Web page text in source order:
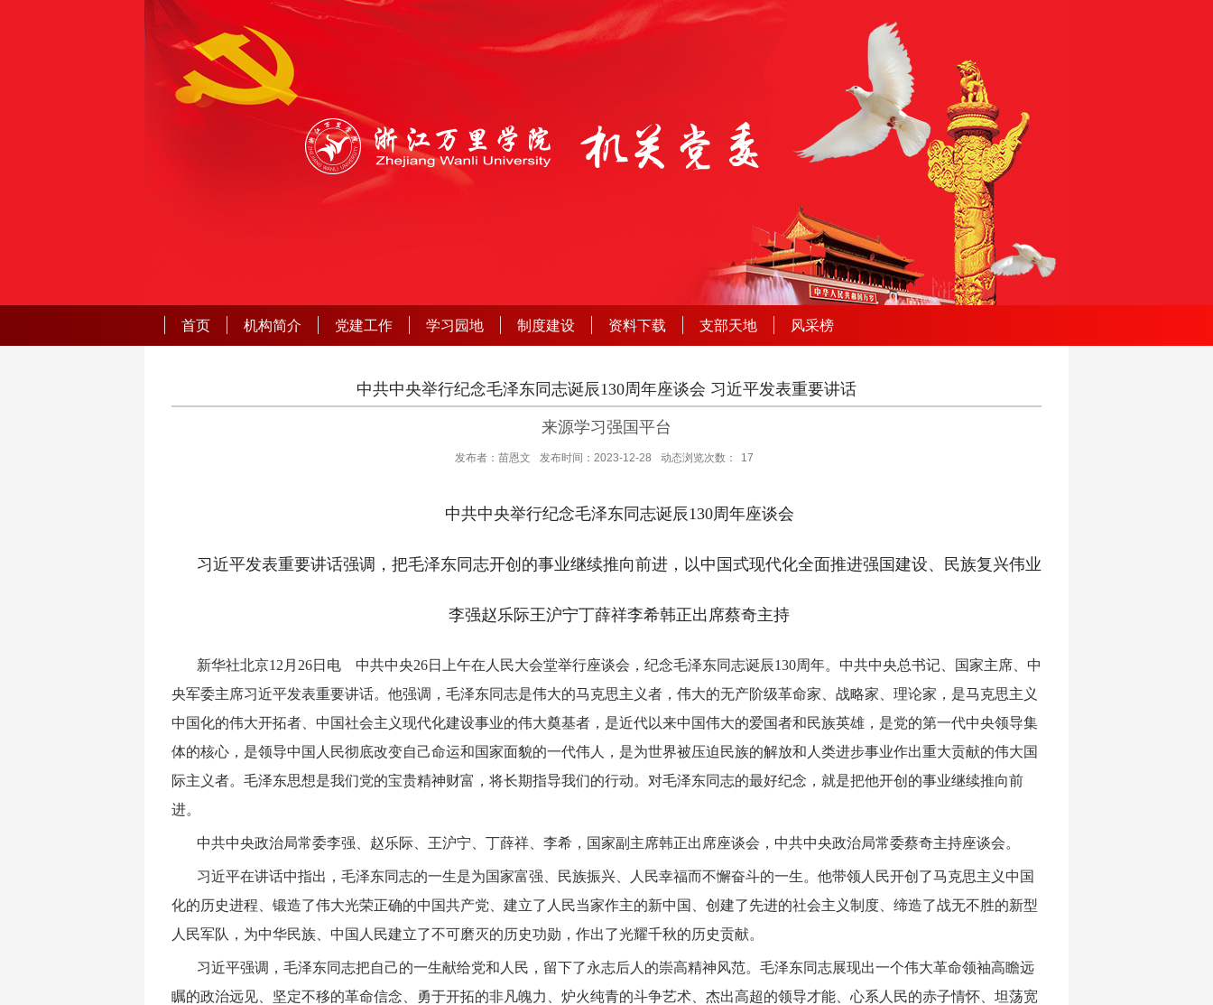
首页 机构简介 党建工作 学习园地 制度建设 资料下载 支部天地 风采榜
中共中央举行纪念毛泽东同志诞辰130周年座谈会 习近平发表重要讲话
来源学习强国平台
发布者：苗恩文 发布时间：2023-12-28 动态浏览次数： 17
中共中央举行纪念毛泽东同志诞辰130周年座谈会
习近平发表重要讲话强调，把毛泽东同志开创的事业继续推向前进，以中国式现代化全面推进强国建设、民族复兴伟业
李强赵乐际王沪宁丁薛祥李希韩正出席蔡奇主持
新华社北京12月26日电 中共中央26日上午在人民大会堂举行座谈会，纪念毛泽东同志诞辰130周年。中共中央总书记、国家主席、中
央军委主席习近平发表重要讲话。他强调，毛泽东同志是伟大的马克思主义者，伟大的无产阶级革命家、战略家、理论家，是马克思主义
中国化的伟大开拓者、中国社会主义现代化建设事业的伟大奠基者，是近代以来中国伟大的爱国者和民族英雄，是党的第一代中央领导集
体的核心，是领导中国人民彻底改变自己命运和国家面貌的一代伟人，是为世界被压迫民族的解放和人类进步事业作出重大贡献的伟大国
际主义者。毛泽东思想是我们党的宝贵精神财富，将长期指导我们的行动。对毛泽东同志的最好纪念，就是把他开创的事业继续推向前
进。
中共中央政治局常委李强、赵乐际、王沪宁、丁薛祥、李希，国家副主席韩正出席座谈会，中共中央政治局常委蔡奇主持座谈会。
习近平在讲话中指出，毛泽东同志的一生是为国家富强、民族振兴、人民幸福而不懈奋斗的一生。他带领人民开创了马克思主义中国
化的历史进程、锻造了伟大光荣正确的中国共产党、建立了人民当家作主的新中国、创建了先进的社会主义制度、缔造了战无不胜的新型
人民军队，为中华民族、中国人民建立了不可磨灭的历史功勋，作出了光耀千秋的历史贡献。
习近平强调，毛泽东同志把自己的一生献给党和人民，留下了永志后人的崇高精神风范。毛泽东同志展现出一个伟大革命领袖高瞻远
瞩的政治远见、坚定不移的革命信念、勇于开拓的非凡魄力、炉火纯青的斗争艺术、杰出高超的领导才能、心系人民的赤子情怀、坦荡宽